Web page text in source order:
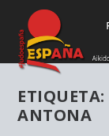
este
sitio
web
sistema
ETIQUETA:
ANTONA